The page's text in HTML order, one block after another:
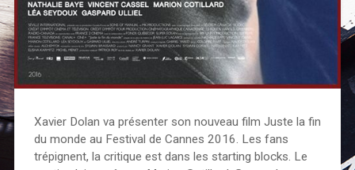
Xavier Dolan va présenter son nouveau film Juste la fin
du monde au Festival de Cannes 2016. Les fans
trépignent, la critique est dans les starting blocks. Le